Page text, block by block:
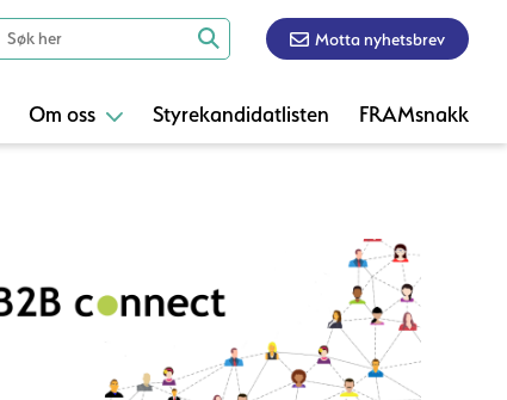
Motta nyhetsbrev
Om oss Styrekandidatlisten FRAMsnakk